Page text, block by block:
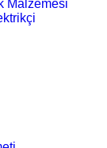
Malzemesi